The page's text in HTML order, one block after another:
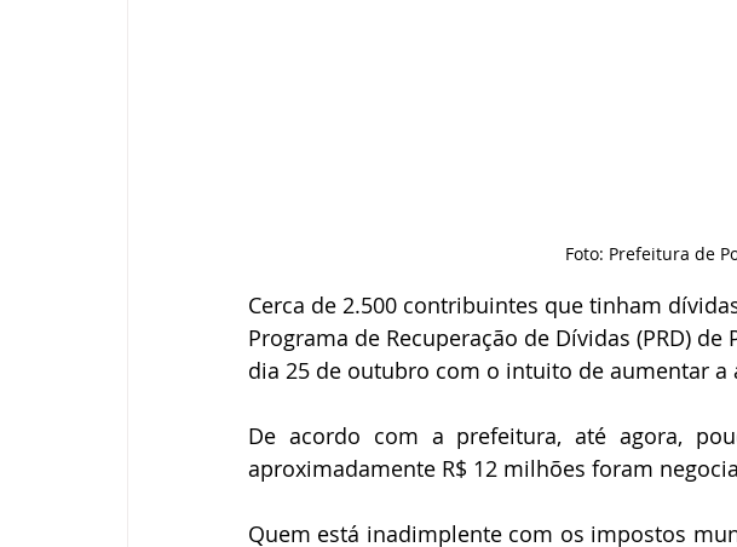
Foto: Prefeitura de
Cerca de 2.500 contribuintes que tinham
Programa de Recuperação de Dívidas (PRD)
dia 25 de outubro com o intuito de aumentar a
De acordo com a prefeitura, até agora,
aproximadamente R$ 12 milhões foram
Quem está inadimplente com os impostos